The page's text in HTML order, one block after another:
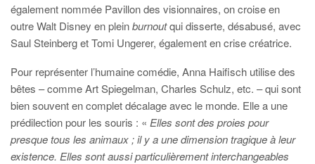
également nommée Pavillon des visionnaires, on croise en
outre Walt Disney en pleinburnoutqui disserte, désabusé, avec
Saul Steinberg et Tomi Ungerer, également en crise créatrice.
Pour représenter l’humaine comédie, Anna Haifisch utilise des
bêtes – comme Art Spiegelman, Charles Schulz, etc. – qui sont
bien souvent en complet décalage avec le monde. Elle a une
prédilection pour les souris : « Elles sont des proies pour
presque tous les animaux ; il y a une dimension tragique à leur
existence. Elles sont aussi particulièrement interchangeables